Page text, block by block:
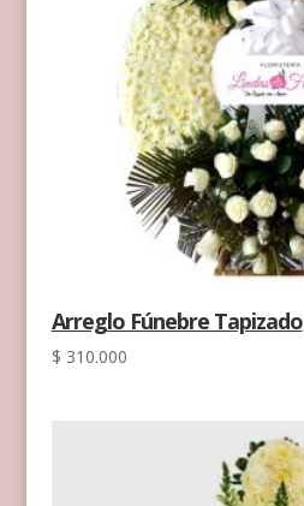
Arreglo Fúnebre Tapizado
$ 310.000